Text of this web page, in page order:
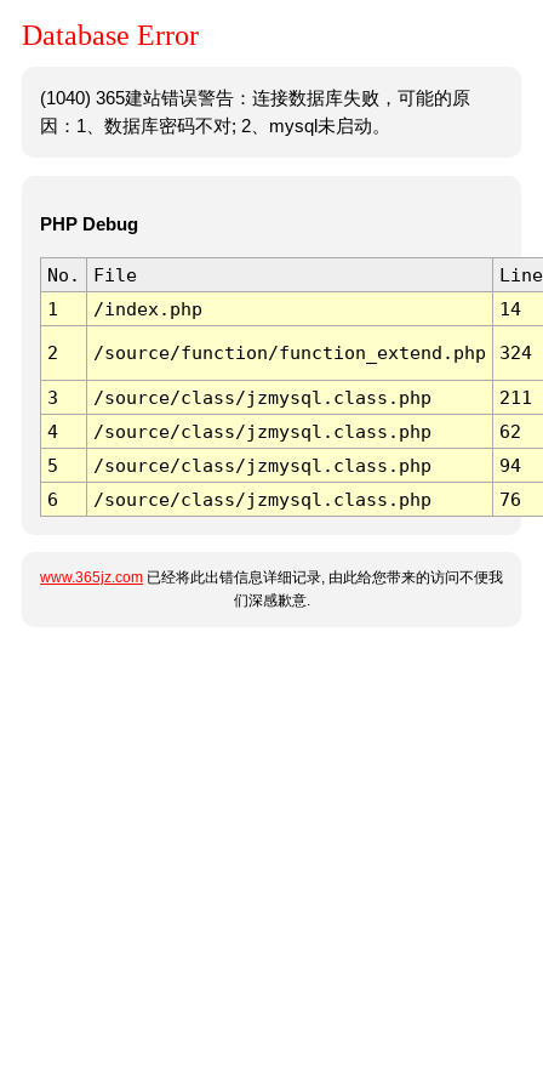
Database Error
(1040) 365建站错误警告：连接数据库失败，可能的原
因：1、数据库密码不对; 2、mysql未启动。
PHP Debug
No. File
Line
1
/index.php 14
2 /source/function/function_extend.php 324
3 /source/class/jzmysql.class.php
211
4
/source/class/jzmysql.class.php
62
5
/source/class/jzmysql.class.php
94
6
/source/class/jzmysql.class.php 76
www.365jz.com 已经将此出错信息详细记录, 由此给您带来的访问不便我
们深感歉意.